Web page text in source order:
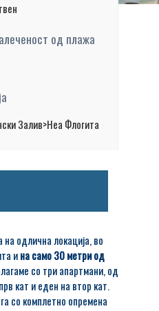
од плажа
Залив>Неа Флогита
на oдлична локација, во
ина само 30 метри од
со три апартмани, од
кат и еден на втор кат.
со комплетно опремена